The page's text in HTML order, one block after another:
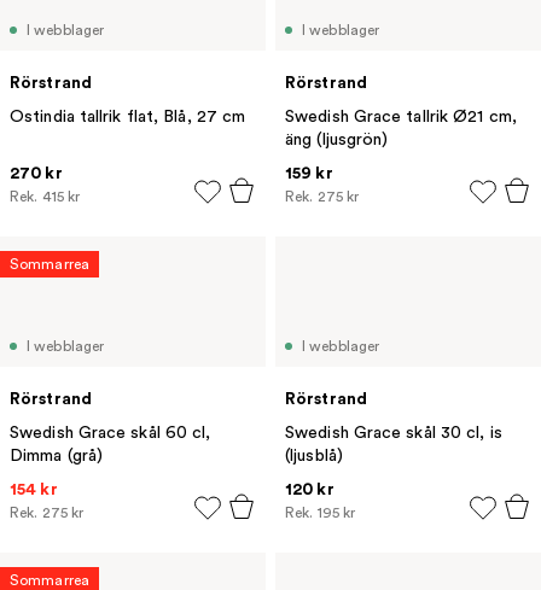
I webblager
Rörstrand
Ostindia tallrik flat, Blå, 27 cm
270 kr
Rek. 415 kr
I webblager
Rörstrand
Swedish Grace tallrik Ø21 cm,
äng (ljusgrön)
159 kr
Rek. 275 kr
I webblager
Rörstrand
Swedish Grace skål 60 cl,
Dimma (grå)
154 kr
Rek. 275 kr
Sommarrea
I webblager
Rörstrand
Swedish Grace skål 30 cl, is
(ljusblå)
120 kr
Rek. 195 kr
Sommarrea